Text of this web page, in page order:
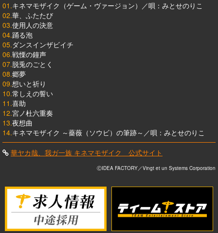
01.キネマモザイク（ゲーム・ヴァージョン）／唄：みとせのりこ
02.華、ふたたび
03.使用人の決意
04.踊る泡
05.ダンスインザビイチ
06.戦慄の鐘声
07.脱兎のごとく
08.郷夢
09.想いと祈り
10.常しえの誓い
11.喜助
12.宮ノ杜六重奏
13.夜想曲
14.キネマモザイク ～薔薇（ソウビ）の筆跡～／唄：みとせのりこ
華ヤカ哉、我ガ一族 キネマモザイク 公式サイト
ⒸIDEA FACTORY／Vingt et un Systems Corporation